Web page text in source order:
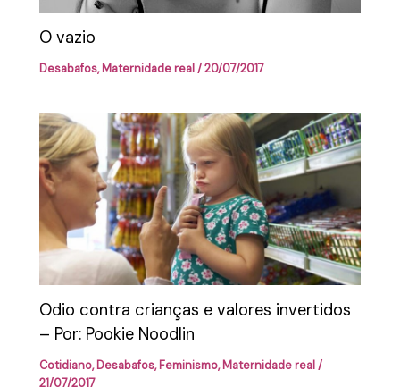
O vazio
Desabafos,Maternidade real/20/07/2017
Odio contra crianças e valores invertidos
– Por: Pookie Noodlin
Cotidiano,Desabafos,Feminismo,Maternidade real/
21/07/2017